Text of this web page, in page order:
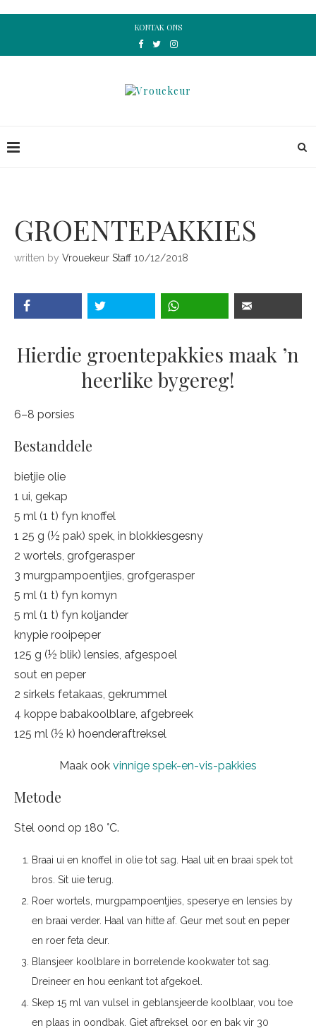
KONTAK ONS
GROENTEPAKKIES
written by Vrouekeur Staff 10/12/2018
Hierdie groentepakkies maak ’n
heerlike bygereg!
6–8 porsies
Bestanddele
bietjie olie
1 ui, gekap
5 ml (1 t) fyn knoffel
1 25 g (½ pak) spek, in blokkiesgesny
2 wortels, grofgerasper
3 murgpampoentjies, grofgerasper
5 ml (1 t) fyn komyn
5 ml (1 t) fyn koljander
knypie rooipeper
125 g (½ blik) lensies, afgespoel
sout en peper
2 sirkels fetakaas, gekrummel
4 koppe babakoolblare, afgebreek
125 ml (½ k) hoenderaftreksel
Maak ook vinnige spek-en-vis-pakkies
Metode
Stel oond op 180 °C.
Braai ui en knoffel in olie tot sag. Haal uit en braai spek tot
bros. Sit uie terug.
Roer wortels, murgpampoentjies, speserye en lensies by
en braai verder. Haal van hitte af. Geur met sout en peper
en roer feta deur.
Blansjeer koolblare in borrelende kookwater tot sag.
Dreineer en hou eenkant tot afgekoel.
Skep 15 ml van vulsel in geblansjeerde koolblaar, vou toe
en plaas in oondbak. Giet aftreksel oor en bak vir 30